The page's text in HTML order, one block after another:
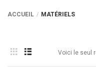
ACCUEIL MATÉRIELS
Voici le seul